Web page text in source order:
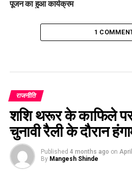
पूजन का हुआ कार्यक्रम
1
राजनीति
शशि थरूर के काफिले
चुनावी रैली के दौरान
Published 4 months ago on
By Mangesh Shinde